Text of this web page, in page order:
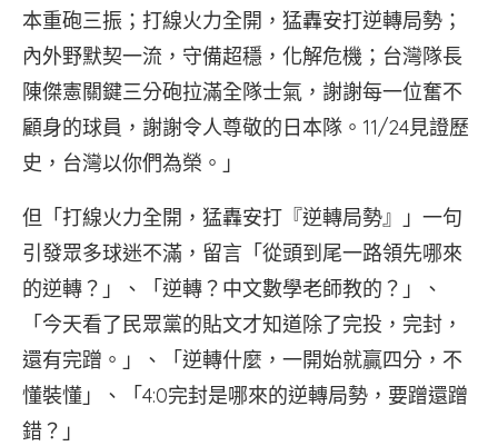
本重砲三振；打線火力全開，猛轟安打逆轉局勢；
內外野默契一流，守備超穩，化解危機；台灣隊長
陳傑憲關鍵三分砲拉滿全隊士氣，謝謝每一位奮不
顧身的球員，謝謝令人尊敬的日本隊。11/24見證歷
史，台灣以你們為榮。」
但「打線火力全開，猛轟安打『逆轉局勢』」一句
引發眾多球迷不滿，留言「從頭到尾一路領先哪來
的逆轉？」、「逆轉？中文數學老師教的？」、
「今天看了民眾黨的貼文才知道除了完投，完封，
還有完蹭。」、「逆轉什麼，一開始就贏四分，不
懂裝懂」、「4:0完封是哪來的逆轉局勢，要蹭還蹭
錯？」